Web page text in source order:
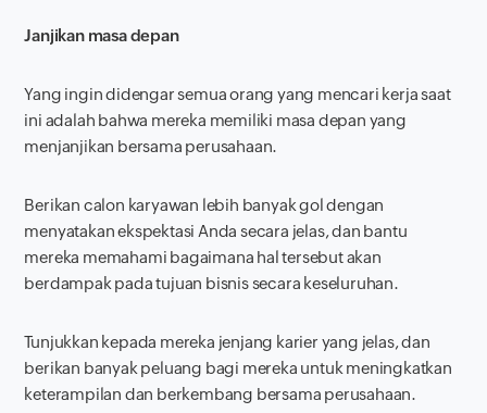
Janjikan masa depan
Yang ingin didengar semua orang yang mencari kerja saat
ini adalah bahwa mereka memiliki masa depan yang
menjanjikan bersama perusahaan.
Berikan calon karyawan lebih banyak gol dengan
menyatakan ekspektasi Anda secara jelas, dan bantu
mereka memahami bagaimana hal tersebut akan
berdampak pada tujuan bisnis secara keseluruhan.
Tunjukkan kepada mereka jenjang karier yang jelas, dan
berikan banyak peluang bagi mereka untuk meningkatkan
keterampilan dan berkembang bersama perusahaan.